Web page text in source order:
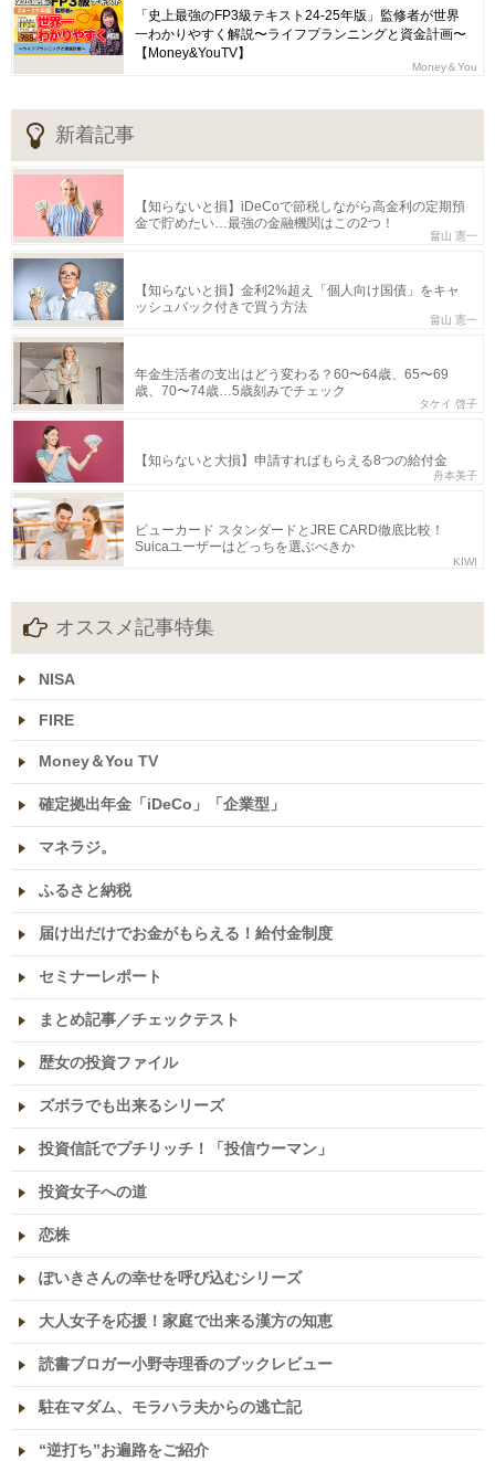
「史上最強のFP3級テキスト24-25年版」監修者が世界
一わかりやすく解説〜ライフプランニングと資金計画〜
【Money&YouTV】
Money＆You
新着記事
【知らないと損】iDeCoで節税しながら高金利の定期預
金で貯めたい…最強の金融機関はこの2つ！
畠山 憲一
【知らないと損】金利2%超え「個人向け国債」をキャ
ッシュバック付きで買う方法
畠山 憲一
年金生活者の支出はどう変わる？60〜64歳、65〜69
歳、70〜74歳…5歳刻みでチェック
タケイ 啓子
【知らないと大損】申請すればもらえる8つの給付金
舟本美子
ビューカード スタンダードとJRE CARD徹底比較！
Suicaユーザーはどっちを選ぶべきか
KIWI
オススメ記事特集
NISA
FIRE
Money＆You TV
確定拠出年金「iDeCo」「企業型」
マネラジ。
ふるさと納税
届け出だけでお金がもらえる！給付金制度
セミナーレポート
まとめ記事／チェックテスト
歴女の投資ファイル
ズボラでも出来るシリーズ
投資信託でプチリッチ！「投信ウーマン」
投資女子への道
恋株
ぽいきさんの幸せを呼び込むシリーズ
大人女子を応援！家庭で出来る漢方の知恵
読書ブロガー小野寺理香のブックレビュー
駐在マダム、モラハラ夫からの逃亡記
“逆打ち”お遍路をご紹介